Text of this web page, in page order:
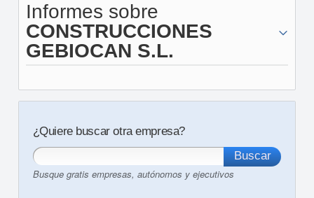
Informes sobre
CONSTRUCCIONES
GEBIOCAN S.L.
¿Quiere buscar otra empresa?
Busque gratis empresas, autónomos y ejecutivos